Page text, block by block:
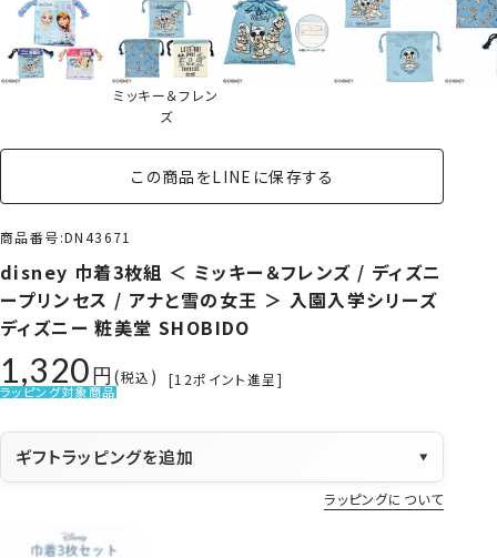
ミッキー＆フレン
ズ
この商品をLINEに保存する
商品番号 DN43671
disney 巾着3枚組 ＜ ミッキー＆フレンズ / ディズニ
ープリンセス / アナと雪の女王 ＞ 入園入学シリーズ
ディズニー 粧美堂 SHOBIDO
1,320 税込 [12ポイント進呈]
ラッピング対象商品
ギフトラッピングを追加 ▼
ラッピングについて